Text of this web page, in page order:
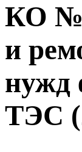
КО
и
нужд
ТЭС